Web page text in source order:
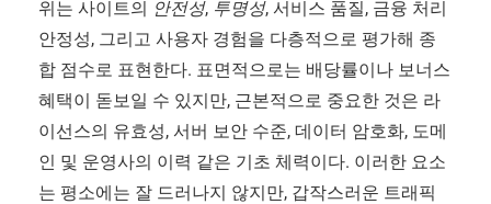
위는 사이트의 안전성, 투명성, 서비스 품질, 금융 처리
안정성, 그리고 사용자 경험을 다층적으로 평가해 종
합 점수로 표현한다. 표면적으로는 배당률이나 보너스
혜택이 돋보일 수 있지만, 근본적으로 중요한 것은 라
이선스의 유효성, 서버 보안 수준, 데이터 암호화, 도메
인 및 운영사의 이력 같은 기초 체력이다. 이러한 요소
는 평소에는 잘 드러나지 않지만, 갑작스러운 트래픽